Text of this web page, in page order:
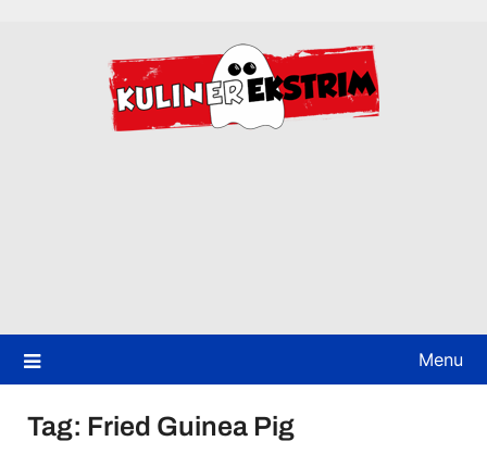
Menu
Tag: Fried Guinea Pig